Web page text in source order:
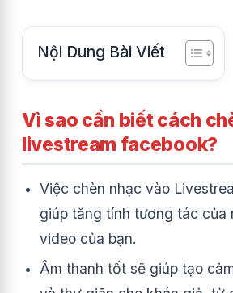
Nội Dung Bài Viết
Vì sao cần biết cách
livestream facebook?
Việc chèn nhạc vào
giúp tăng tính tương tác của
video của bạn.
Âm thanh tốt sẽ giúp tạo